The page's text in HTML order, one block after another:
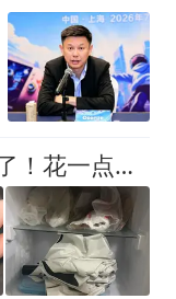
被年轻人的“降温妙招”惊到了！花一点小心思，立马舒服多了